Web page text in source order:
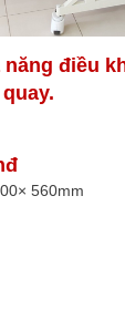
điều
560mm